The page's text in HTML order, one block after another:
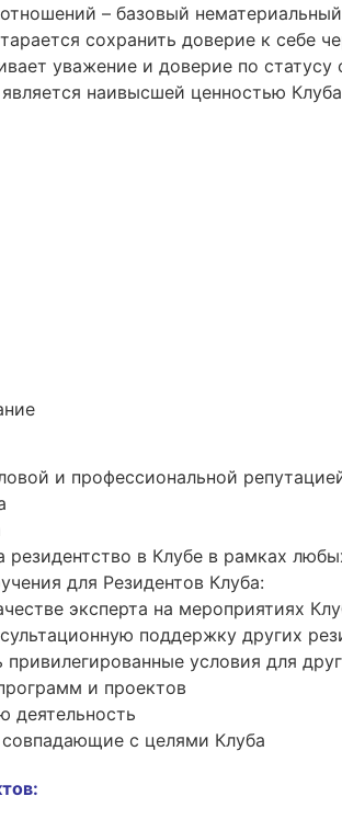
– базовый
сохранить доверие к себе
уважение и доверие по статусу
наивысшей ценностью Клуба
и профессиональной
резидентство в Клубе в рамках
для Резидентов Клуба:
эксперта на мероприятиях
поддержку других
привилегированные условия для
и проектов
деятельность
совпадающие с целями Клуба
: